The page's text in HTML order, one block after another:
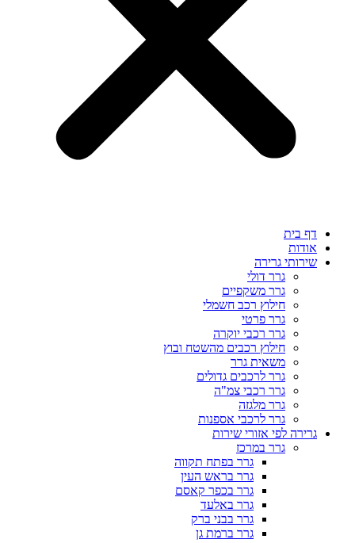
דף בית
אודות
שירותי גרירה
גרר דולי
גרר משקפיים
חילוץ רכב חשמלי
גרר פרטי
גרר רכבי יוקרה
חילוץ רכבים מהשטח ובוץ
משאית גרר
גרר לרכבים גדולים
גרר רכבי צמ"ה
גרר מלגזה
גרר לרכבי אספנות
גרירה לפי אזורי שירות
גרר במרכז
גרר בפתח תקווה
גרר בראש העין
גרר בכפר קאסם
גרר באלעד
גרר בבני ברק
גרר ברמת גן